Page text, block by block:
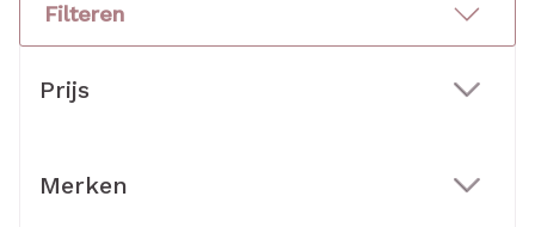
Filteren
Prijs
Merken